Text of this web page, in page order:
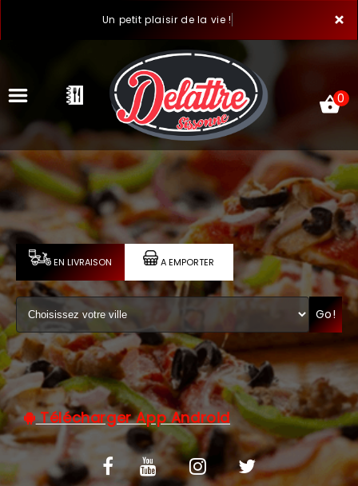
×
Un petit plaisir de la vie !
ACCUEIL
LA CARTE
VOTRE COMPTE
NOTRE RESTAURANT
VOS AVIS
MENTIONS LÉGALES
C.G.V
0
EN LIVRAISON A EMPORTER
Go!
Télécharger App Android